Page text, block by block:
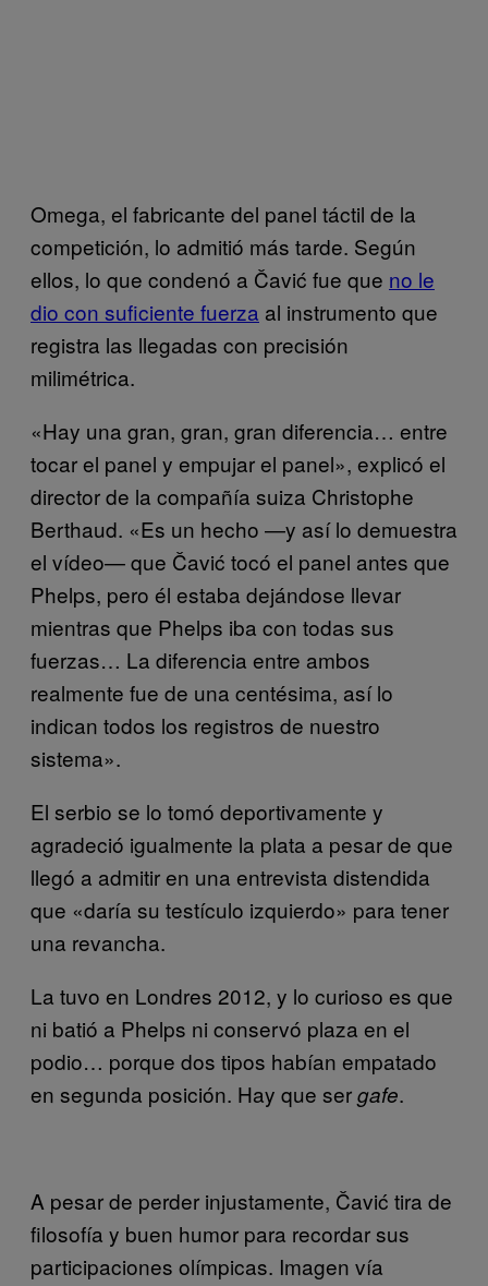
Omega, el fabricante del panel táctil de la
competición, lo admitió más tarde. Según
ellos, lo que condenó a Čavić fue que no le
dio con suficiente fuerza al instrumento que
registra las llegadas con precisión
milimétrica.
«Hay una gran, gran, gran diferencia… entre
tocar el panel y empujar el panel», explicó el
director de la compañía suiza Christophe
Berthaud. «Es un hecho —y así lo demuestra
el vídeo— que Čavić tocó el panel antes que
Phelps, pero él estaba dejándose llevar
mientras que Phelps iba con todas sus
fuerzas… La diferencia entre ambos
realmente fue de una centésima, así lo
indican todos los registros de nuestro
sistema».
El serbio se lo tomó deportivamente y
agradeció igualmente la plata a pesar de que
llegó a admitir en una entrevista distendida
que «daría su testículo izquierdo» para tener
una revancha.
La tuvo en Londres 2012, y lo curioso es que
ni batió a Phelps ni conservó plaza en el
podio… porque dos tipos habían empatado
en segunda posición. Hay que sergafe.
A pesar de perder injustamente, Čavić tira de
filosofía y buen humor para recordar sus
participaciones olímpicas. Imagen vía